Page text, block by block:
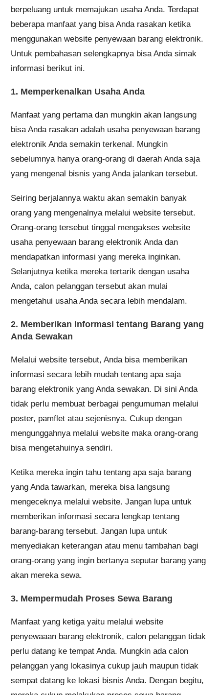
berpeluang untuk memajukan usaha Anda. Terdapat
beberapa manfaat yang bisa Anda rasakan ketika
menggunakan website penyewaan barang elektronik.
Untuk pembahasan selengkapnya bisa Anda simak
informasi berikut ini.
1. Memperkenalkan Usaha Anda
Manfaat yang pertama dan mungkin akan langsung
bisa Anda rasakan adalah usaha penyewaan barang
elektronik Anda semakin terkenal. Mungkin
sebelumnya hanya orang-orang di daerah Anda saja
yang mengenal bisnis yang Anda jalankan tersebut.
Seiring berjalannya waktu akan semakin banyak
orang yang mengenalnya melalui website tersebut.
Orang-orang tersebut tinggal mengakses website
usaha penyewaan barang elektronik Anda dan
mendapatkan informasi yang mereka inginkan.
Selanjutnya ketika mereka tertarik dengan usaha
Anda, calon pelanggan tersebut akan mulai
mengetahui usaha Anda secara lebih mendalam.
2. Memberikan Informasi tentang Barang yang
Anda Sewakan
Melalui website tersebut, Anda bisa memberikan
informasi secara lebih mudah tentang apa saja
barang elektronik yang Anda sewakan. Di sini Anda
tidak perlu membuat berbagai pengumuman melalui
poster, pamflet atau sejenisnya. Cukup dengan
mengunggahnya melalui website maka orang-orang
bisa mengetahuinya sendiri.
Ketika mereka ingin tahu tentang apa saja barang
yang Anda tawarkan, mereka bisa langsung
mengeceknya melalui website. Jangan lupa untuk
memberikan informasi secara lengkap tentang
barang-barang tersebut. Jangan lupa untuk
menyediakan keterangan atau menu tambahan bagi
orang-orang yang ingin bertanya seputar barang yang
akan mereka sewa.
3. Mempermudah Proses Sewa Barang
Manfaat yang ketiga yaitu melalui website
penyewaaan barang elektronik, calon pelanggan tidak
perlu datang ke tempat Anda. Mungkin ada calon
pelanggan yang lokasinya cukup jauh maupun tidak
sempat datang ke lokasi bisnis Anda. Dengan begitu,